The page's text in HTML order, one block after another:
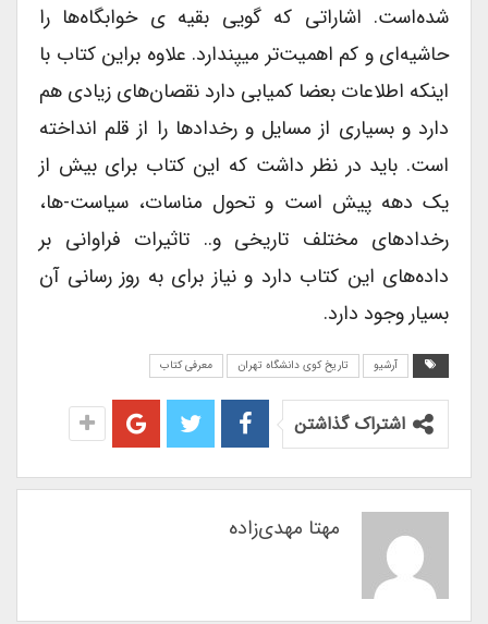
شده‌است. اشاراتی که گویی بقیه‌ ی خوابگاه‌ها را
حاشیه‌ای و کم اهمیت‌تر میپندارد. علاوه براین کتاب با
اینکه اطلاعات بعضا کمیابی دارد نقصان‌های زیادی هم
دارد و بسیاری از مسایل و رخدادها را از قلم انداخته
است. باید در نظر داشت که این کتاب برای بیش از
یک دهه پیش است و تحول مناسات، سیاست-ها،
رخدادهای مختلف تاریخی و.. تاثیرات فراوانی بر
داده‌های این کتاب دارد و نیاز برای به روز رسانی آن
بسیار وجود دارد.
آرشیو تاریخ کوی دانشگاه تهران معرفی کتاب
اشتراک گذاشتن
مهتا مهدی‌زاده